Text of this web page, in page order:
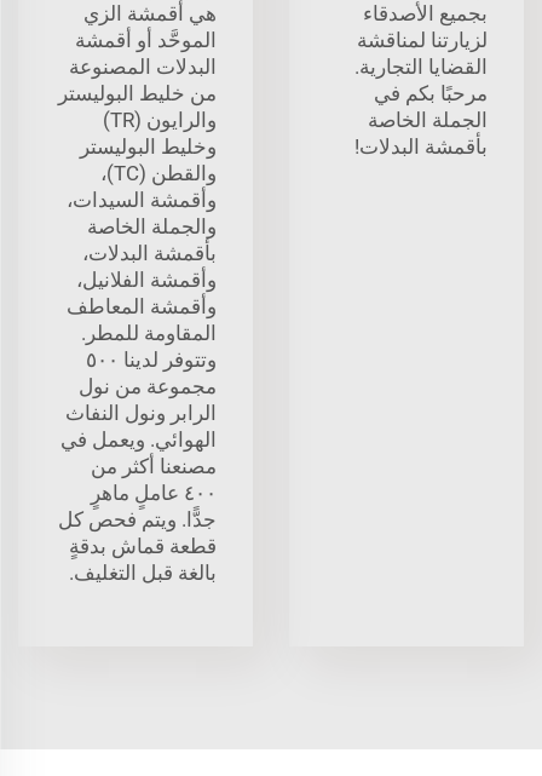
بجميع الأصدقاء
لزيارتنا لمناقشة
القضايا التجارية.
مرحبًا بكم في
الجملة الخاصة
بأقمشة البدلات!
هي أقمشة الزي
الموحَّد أو أقمشة
البدلات المصنوعة
من خليط البوليستر
والرايون (TR)
وخليط البوليستر
والقطن (TC)،
وأقمشة السيدات،
والجملة الخاصة
بأقمشة البدلات،
وأقمشة الفلانيل،
وأقمشة المعاطف
المقاومة للمطر.
وتتوفر لدينا ٥٠٠
مجموعة من نول
الرابر ونول النفاث
الهوائي. ويعمل في
مصنعنا أكثر من
٤٠٠ عاملٍ ماهرٍ
جدًّا. ويتم فحص كل
قطعة قماش بدقةٍ
بالغة قبل التغليف.